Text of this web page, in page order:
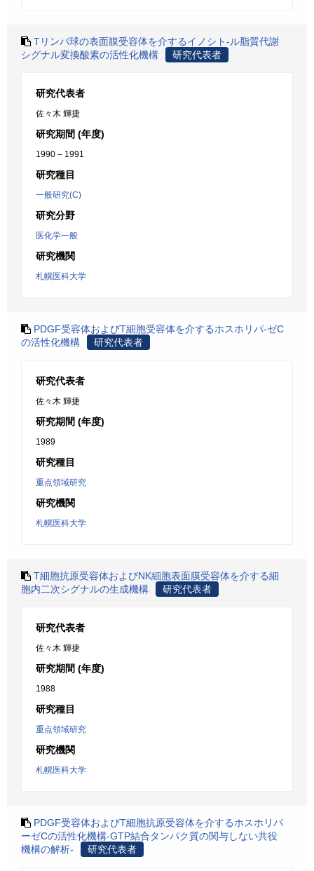
Tリンパ球の表面膜受容体を介するイノシト-ル脂質代謝
シグナル変換酸素の活性化機構
研究代表者
研究代表者
佐々木 輝捷
研究期間 (年度)
1990 – 1991
研究種目
一般研究(C)
研究分野
医化学一般
研究機関
札幌医科大学
PDGF受容体およびT細胞受容体を介するホスホリパ-ゼC
の活性化機構
研究代表者
研究代表者
佐々木 輝捷
研究期間 (年度)
1989
研究種目
重点領域研究
研究機関
札幌医科大学
T細胞抗原受容体およびNK細胞表面膜受容体を介する細
胞内二次シグナルの生成機構
研究代表者
研究代表者
佐々木 輝捷
研究期間 (年度)
1988
研究種目
重点領域研究
研究機関
札幌医科大学
PDGF受容体およびT細胞抗原受容体を介するホスホリパ
ーゼCの活性化機構-GTP結合タンパク質の関与しない共役
機構の解析-
研究代表者